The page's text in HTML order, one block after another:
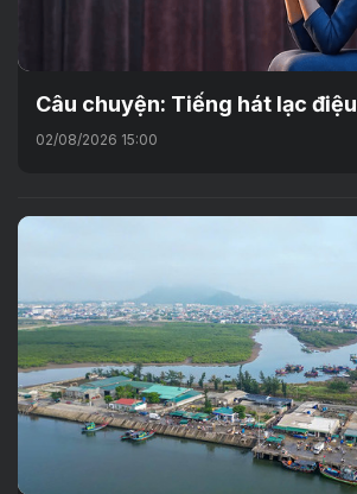
Câu chuyện: Tiếng hát lạc điệu
02/08/2026 15:00